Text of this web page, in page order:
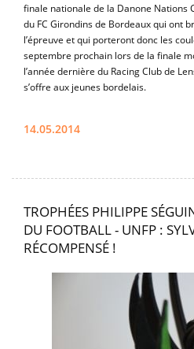
finale nationale de la Danone Nations
du FC Girondins de Bordeaux qui ont
l’épreuve et qui porteront donc les
septembre prochain lors de la finale
l’année dernière du Racing Club de
s’offre aux jeunes bordelais.
14.05.2014
TROPHÉES PHILIPPE
DU FOOTBALL - UNFP :
RÉCOMPENSÉ !